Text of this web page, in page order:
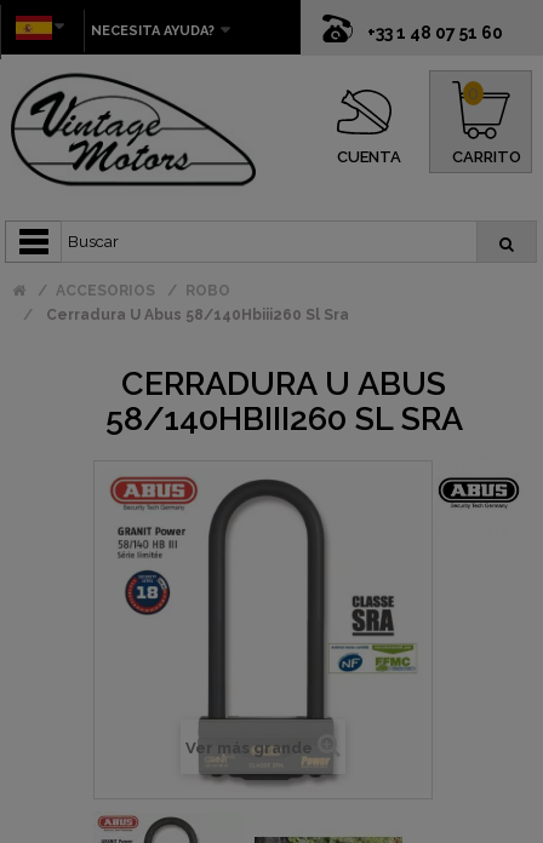
+33 1 48 07 51 60
NECESITA AYUDA?
CUENTA CARRITO
0
ACCESORIOS
ROBO
Cerradura U Abus 58/140Hbiii260 Sl Sra
CERRADURA U ABUS
58/140HBIII260 SL SRA
Ver más grande